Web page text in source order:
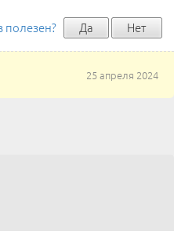
полезен? Да Нет
25 апреля 2024